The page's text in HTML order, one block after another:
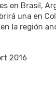
en Brasil,
una en
la región
2016